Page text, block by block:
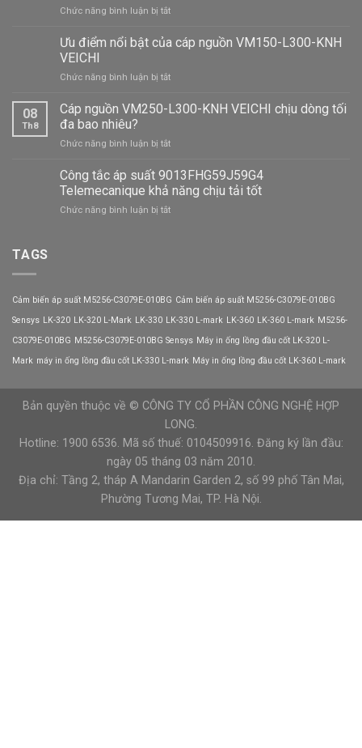
Chức năng bình luận bị tắtở
tần
AC600-
075G/090P-
E3
suất
tải
mạnh
Ưu điểm nổi bật của cáp nguồn VM150-L300-KNH
VEICHI
Chức năng bình luận bị tắtở
điểm
của
nguồn
VM150-
KNH
08
Th8
Cáp nguồn VM250-L300-KNH VEICHI chịu dòng tối
đa bao nhiêu?
Chức năng bình luận bị tắtở
nguồn
VM250-
L300-
KNH
bao
Công tắc áp suất 9013FHG59J59G4
Telemecanique khả năng chịu tải tốt
Chức năng bình luận bị tắtở
khả
năng
tải
tốt
TAGS
Cảm biến áp suất M5256-C3079E-010BG Cảm biến áp suất M5256-C3079E-010BG
Sensys LK-320 LK-320 L-Mark LK-330 LK-330 L-mark LK-360 LK-360 L-mark M5256-
C3079E-010BG M5256-C3079E-010BG Sensys Máy in ống lồng đầu cốt LK-320 L-
Mark máy in ống lồng đầu cốt LK-330 L-mark Máy in ống lồng đầu cốt LK-360 L-mark
Bản quyền thuộc về © CÔNG TY CỔ PHẦN CÔNG NGHỆ HỢP
LONG.
Hotline: 1900 6536. Mã số thuế: 0104509916. Đăng ký lần đầu:
ngày 05 tháng 03 năm 2010.
Địa chỉ: Tầng 2, tháp A Mandarin Garden 2, số 99 phố Tân Mai,
Phường Tương Mai, TP. Hà Nội.